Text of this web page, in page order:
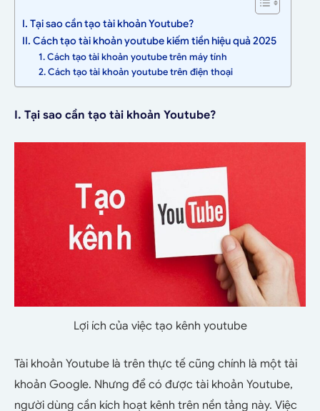
I. Tại sao cần tạo tài khoản Youtube?
II. Cách tạo tài khoản youtube kiếm tiền hiệu quả 2025
1. Cách tạo tài khoản youtube trên máy tính
2. Cách tạo tài khoản youtube trên điện thoại
I. Tại sao cần tạo tài khoản Youtube?
Lợi ích của việc tạo kênh youtube
Tài khoản Youtube là trên thực tế cũng chính là một tài
khoản Google. Nhưng để có được tài khoản Youtube,
người dùng cần kích hoạt kênh trên nền tảng này. Việc